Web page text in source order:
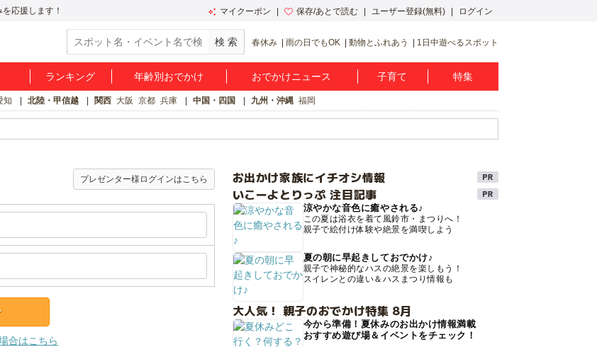
応援します！ マイクーポン 保存/あとで読む ユーザー登録(無料) ログイン
春休み 雨の日でもOK 動物とふれあう 1日中遊べるスポット
ランキング 年齢別おでかけ おでかけニュース 子育て 特集
知 北陸・甲信越 関西 大阪 京都 兵庫 中国・四国 九州・沖縄 福岡
プレゼンター様ログインはこちら
合はこちら
お出かけ家族にイチオシ情報
いこーよとりっぷ 注目記事
涼やかな音色に癒やされる♪
この夏は浴衣を着て風鈴市・まつりへ！
親子で絵付け体験や絶景を満喫しよう
夏の朝に早起きしておでかけ♪
親子で神秘的なハスの絶景を楽しもう！
スイレンとの違い＆ハスまつり情報も
大人気！ 親子のおでかけ特集 8月
今から準備！夏休みのお出かけ情報満載
おすすめ遊び場＆イベントをチェック！